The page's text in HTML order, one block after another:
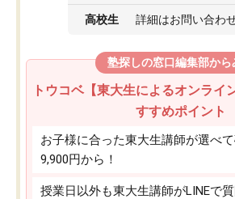
高校生 詳細はお問い合わ
塾探しの窓口編集部から
トウコベ【東大生によるオンライ
すすめポイント
お子様に合った東大生講師が選べ
9,900円から！
授業日以外も東大生講師がLINEで